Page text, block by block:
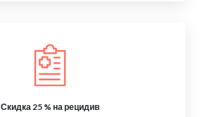
Скидка 25 % на рецидив